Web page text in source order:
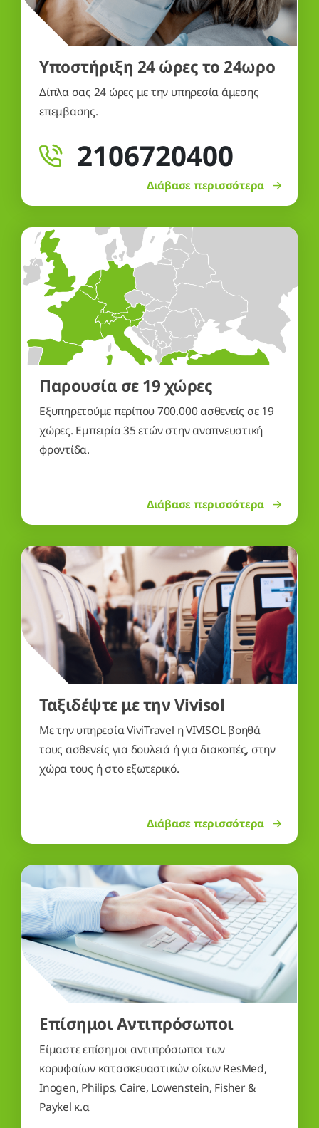
Υποστήριξη 24 ώρες το 24ωρο
Δίπλα σας 24 ώρες με την υπηρεσία άμεσης
επεμβασης.
2106720400
Διάβασε περισσότερα
Παρουσία σε 19 χώρες
Εξυπηρετούμε περίπου 700.000 ασθενείς σε 19
χώρες. Εμπειρία 35 ετών στην αναπνευστική
φροντίδα.
Διάβασε περισσότερα
Ταξιδέψτε με την Vivisol
Με την υπηρεσία ViviTravel η VIVISOL βοηθά
τους ασθενείς για δουλειά ή για διακοπές, στην
χώρα τους ή στο εξωτερικό.
Διάβασε περισσότερα
Επίσημοι Αντιπρόσωποι
Είμαστε επίσημοι αντιπρόσωποι των
κορυφαίων κατασκευαστικών οίκων ResMed,
Inogen, Philips, Caire, Lowenstein, Fisher &
Paykel κ.α